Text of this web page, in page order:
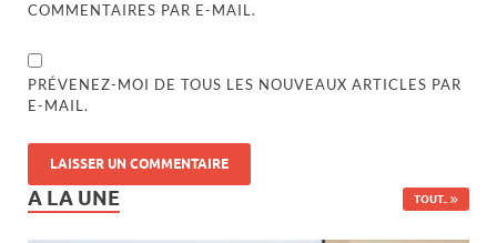
COMMENTAIRES PAR E-MAIL.
PRÉVENEZ-MOI DE TOUS LES NOUVEAUX ARTICLES PAR
E-MAIL.
A LA UNE TOUT..